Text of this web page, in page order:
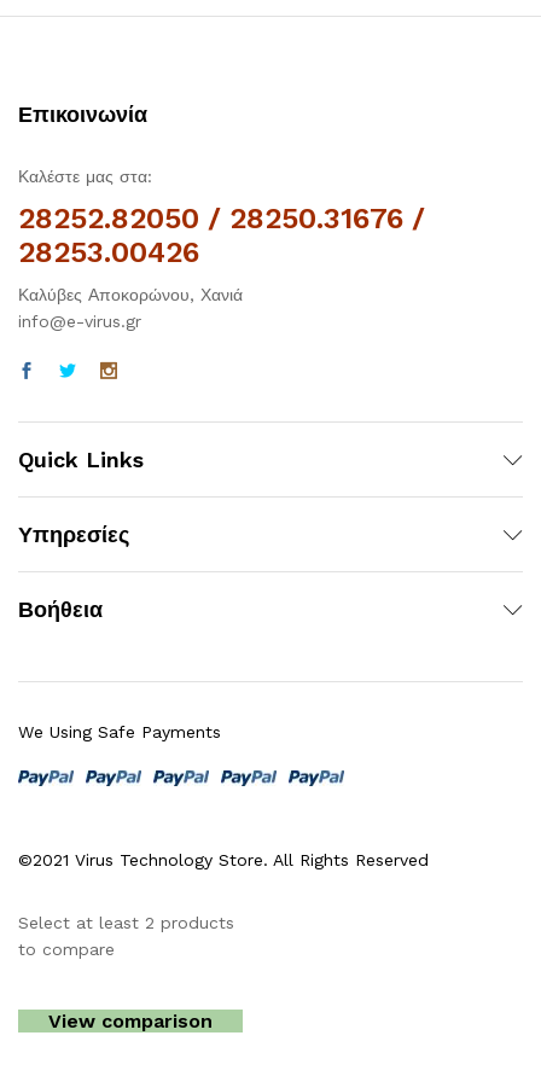
Επικοινωνία
Καλέστε μας στα:
28252.82050 / 28250.31676 /
28253.00426
Καλύβες Αποκορώνου, Χανιά
info@e-virus.gr
Quick Links
Υπηρεσίες
Βοήθεια
©2021 Virus Technology Store. All Rights Reserved
We Using Safe Payments
Select at least 2 products
to compare
View comparison